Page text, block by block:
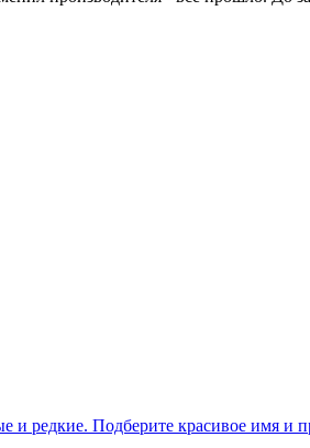
редкие. Подберите красивое имя и